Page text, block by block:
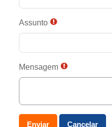
Assunto
Mensagem